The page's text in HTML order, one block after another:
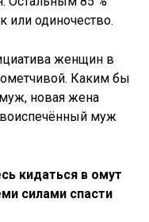
или одиночество.
женщин в
Каким бы
новая жена
муж
кидаться в омут
силами спасти